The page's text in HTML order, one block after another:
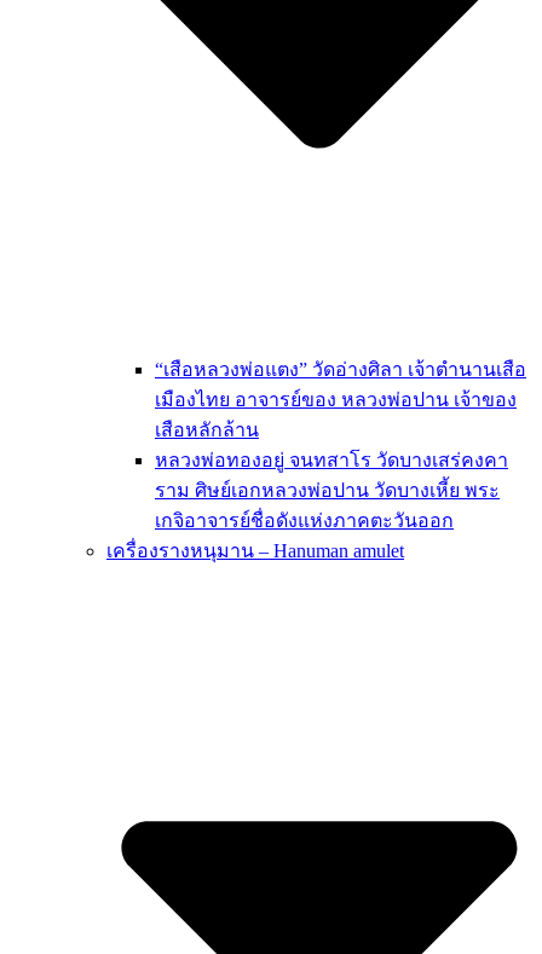
“เสือหลวงพ่อแตง” วัดอ่างศิลา เจ้าตำนานเสือ
เมืองไทย อาจารย์ของ หลวงพ่อปาน เจ้าของ
เสือหลักล้าน
หลวงพ่อทองอยู่ จนทสาโร วัดบางเสร่คงคา
ราม ศิษย์เอกหลวงพ่อปาน วัดบางเหี้ย พระ
เกจิอาจารย์ชื่อดังแห่งภาคตะวันออก
เครื่องรางหนุมาน – Hanuman amulet